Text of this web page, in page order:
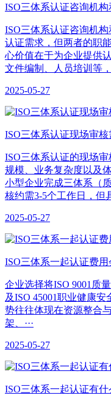
ISO三体系认证咨询机
ISO三体系认证咨询机
认证需求，但两者的职
心价值在于为企业提供
文件编制、人员培训等
2025-05-27
ISO三体系认证现场审
ISO三体系认证的现场
规模、业务复杂度以及
小型企业完成三体系（
核约需3-5个工作日，但
2025-05-27
ISO三体系一起认证费
企业选择将ISO 9001质
及ISO 45001职业健康
势往往体现在资源整合
架、···
2025-05-27
​ISO三体系一起认证有什